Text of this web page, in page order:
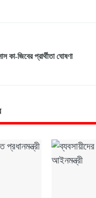
কা-জিবের প্রার্থীতা ঘোষণা